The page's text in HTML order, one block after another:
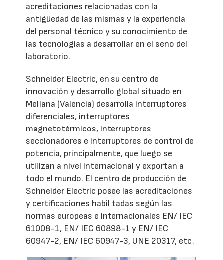
acreditaciones relacionadas con la
antigüedad de las mismas y la experiencia
del personal técnico y su conocimiento de
las tecnologías a desarrollar en el seno del
laboratorio.
Schneider Electric, en su centro de
innovación y desarrollo global situado en
Meliana (Valencia) desarrolla interruptores
diferenciales, interruptores
magnetotérmicos, interruptores
seccionadores e interruptores de control de
potencia, principalmente, que luego se
utilizan a nivel internacional y exportan a
todo el mundo. El centro de producción de
Schneider Electric posee las acreditaciones
y certificaciones habilitadas según las
normas europeas e internacionales EN/ IEC
61008-1, EN/ IEC 60898-1 y EN/ IEC
60947-2, EN/ IEC 60947-3, UNE 20317, etc.